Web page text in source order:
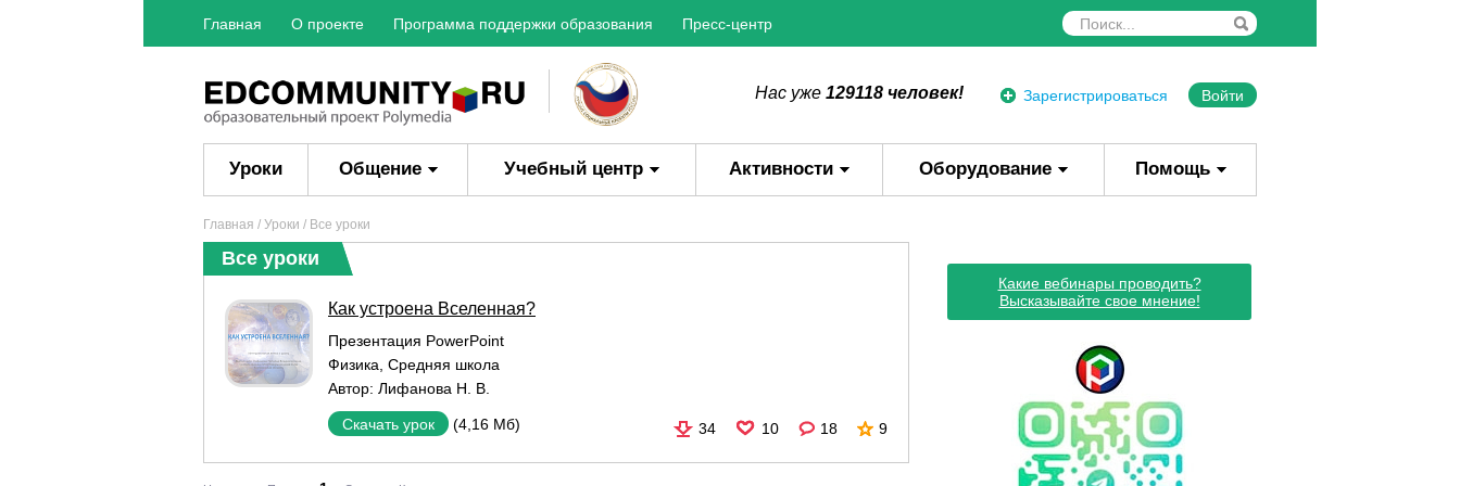
Главная О проекте Программа поддержки образования Пресс-центр
Зарегистрироваться Войти
Нас уже 129118 человек!
Уроки Общение Учебный центр Активности Оборудование Помощь
Главная / Уроки / Все уроки
Все уроки
Как устроена Вселенная?
Презентация PowerPoint
Физика Средняя школа
Автор: Лифанова Н. В.
Скачать урок (4,16 Мб) 34 10 18 9
Какие вебинары проводить?
Высказывайте свое мнение!